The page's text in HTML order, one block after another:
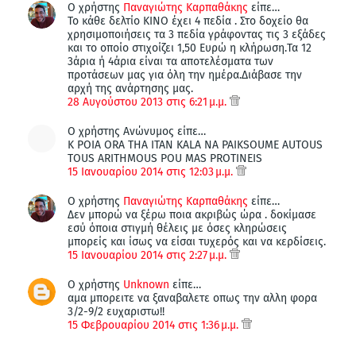
Ο χρήστης Παναγιώτης Καρπαθάκης είπε…
Το κάθε δελτίο ΚΙΝΟ έχει 4 πεδία . Στο δοχείο θα
χρησιμοποιήσεις τα 3 πεδία γράφοντας τις 3 εξάδες
και το οποίο στιχοίζει 1,50 Ευρώ η κλήρωση.Τα 12
3άρια ή 4άρια είναι τα αποτελέσματα των
προτάσεων μας για όλη την ημέρα.Διάβασε την
αρχή της ανάρτησης μας.
28 Αυγούστου 2013 στις 6:21 μ.μ.
Ο χρήστης Ανώνυμος είπε…
K POIA ORA THA ITAN KALA NA PAIKSOUME AUTOUS
TOUS ARITHMOUS POU MAS PROTINEIS
15 Ιανουαρίου 2014 στις 12:03 μ.μ.
Ο χρήστης Παναγιώτης Καρπαθάκης είπε…
Δεν μπορώ να ξέρω ποια ακριβώς ώρα . δοκίμασε
εσύ όποια στιγμή θέλεις με όσες κληρώσεις
μπορείς και ίσως να είσαι τυχερός και να κερδίσεις.
15 Ιανουαρίου 2014 στις 2:27 μ.μ.
Ο χρήστης Unknown είπε…
αμα μπορειτε να ξαναβαλετε οπως την αλλη φορα
3/2-9/2 ευχαριστω!!
15 Φεβρουαρίου 2014 στις 1:36 μ.μ.